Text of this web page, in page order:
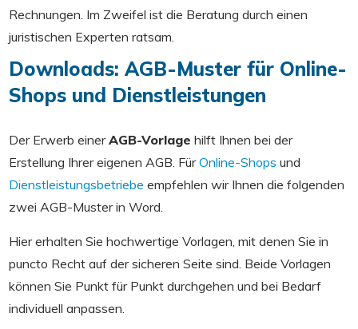
Rechnungen. Im Zweifel ist die Beratung durch einen
juristischen Experten ratsam.
Downloads: AGB-Muster für Online-
Shops und Dienstleistungen
Der Erwerb einerAGB-Vorlage hilft Ihnen bei der
Erstellung Ihrer eigenen AGB. FürOnline-Shops und
Dienstleistungsbetriebe empfehlen wir Ihnen die folgenden
zwei AGB-Muster in Word.
Hier erhalten Sie hochwertige Vorlagen, mit denen Sie in
puncto Recht auf der sicheren Seite sind. Beide Vorlagen
können Sie Punkt für Punkt durchgehen und bei Bedarf
individuell anpassen.